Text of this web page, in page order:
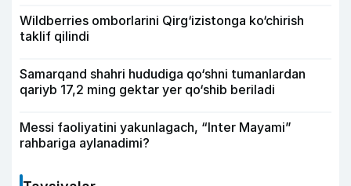
Wildberries omborlarini Qirg‘izistonga ko‘chirish
taklif qilindi
Samarqand shahri hududiga qo‘shni tumanlardan
qariyb 17,2 ming gektar yer qo‘shib beriladi
Messi faoliyatini yakunlagach, “Inter Mayami”
rahbariga aylanadimi?